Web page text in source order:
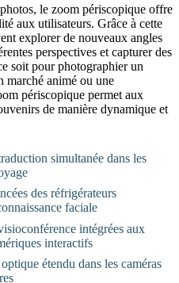
le zoom périscopique offre
aux utilisateurs. Grâce à cette
explorer de nouveaux angles
perspectives et capturer des
soit pour photographier un
marché animé ou une
périscopique permet aux
de manière dynamique et
simultanée dans les
des réfrigérateurs
faciale
intégrées aux
interactifs
étendu dans les caméras